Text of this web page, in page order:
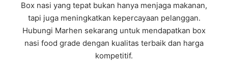
Box nasi yang tepat bukan hanya menjaga makanan,
tapi juga meningkatkan kepercayaan pelanggan.
Hubungi Marhen sekarang untuk mendapatkan box
nasi food grade dengan kualitas terbaik dan harga
kompetitif.